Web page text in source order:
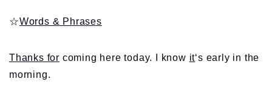
☆Words & Phrases
Thanks for coming here today. I know it‘s early in the
morning.